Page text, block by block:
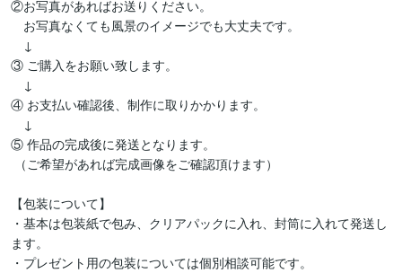
②お写真があればお送りください。
お写真なくても風景のイメージでも大丈夫です。
↓
③ ご購入をお願い致します。
↓
④ お支払い確認後、制作に取りかかります。
↓
⑤ 作品の完成後に発送となります。
【包装について】
・基本は包装紙で包み、クリアパックに入れ、封筒に入れて発送し
ます。
・プレゼント用の包装については個別相談可能です。